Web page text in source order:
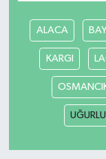
ALACA
KARGI